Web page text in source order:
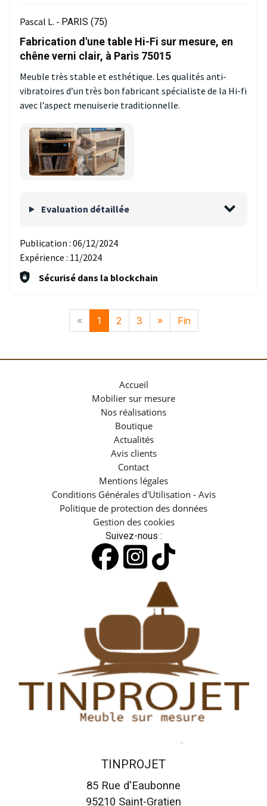
Pascal L. - PARIS (75)
Fabrication d'une table Hi-Fi sur mesure, en
chêne verni clair, à Paris 75015
Meuble très stable et esthétique. Les qualités anti-
vibratoires d’un très bon fabricant spécialiste de la Hi-fi
avec l’aspect menuiserie traditionnelle.
Evaluation détaillée
Publication : 06/12/2024
Expérience : 11/2024
Sécurisé dans la blockchain
« 1 2 3 » Fin
Accueil
Mobilier sur mesure
Nos réalisations
Boutique
Actualités
Avis clients
Contact
Mentions légales
Conditions Générales d'Utilisation - Avis
Politique de protection des données
Gestion des cookies
Suivez-nous :
TINPROJET
85 Rue d'Eaubonne
95210 Saint-Gratien